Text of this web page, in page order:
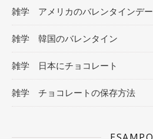
雑学 アメリカのバレンタインデー
雑学 韓国のバレンタイン
雑学 日本にチョコレート
雑学 チョコレートの保存方法